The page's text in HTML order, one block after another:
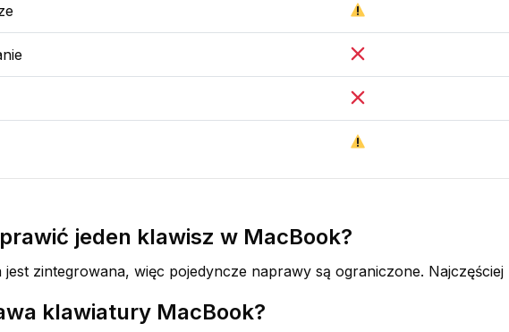
jeden klawisz w MacBook?
jest zintegrowana, więc pojedyncze naprawy są ograniczone. Najczęściej
klawiatury MacBook?